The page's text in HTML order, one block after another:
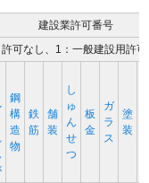
建設業許可番号
可なし、1：一般建設用許
鋼
構
造
物
鉄
筋
舗
装
し
ゅ
ん
せ
つ
板
金
ガ
ラ
ス
塗
装